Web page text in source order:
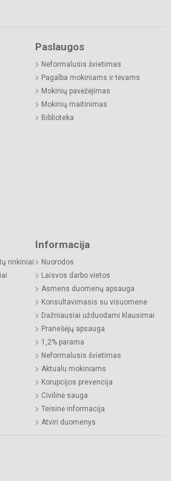
Paslaugos
Neformalusis švietimas
Pagalba mokiniams ir tėvams
Mokinių pavėžėjimas
Mokinių maitinimas
Biblioteka
rinkiniai
Informacija
Nuorodos
Laisvos darbo vietos
Asmens duomenų apsauga
Konsultavimasis su visuomene
Dažniausiai užduodami klausimai
Pranešėjų apsauga
1,2% parama
Neformalusis švietimas
Aktualu mokiniams
Korupcijos prevencija
Civilinė sauga
Teisinė informacija
Atviri duomenys